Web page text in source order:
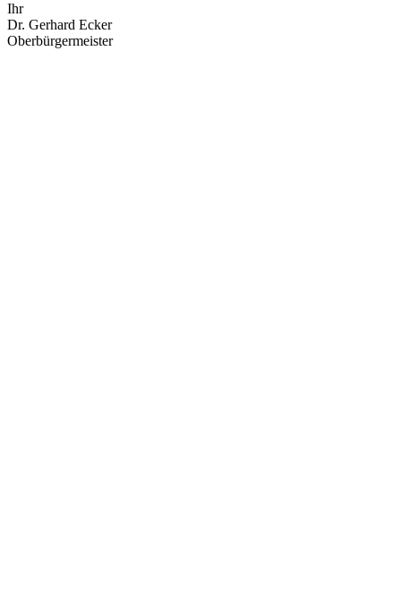
Ihr
Dr. Gerhard Ecker
Oberbürgermeister